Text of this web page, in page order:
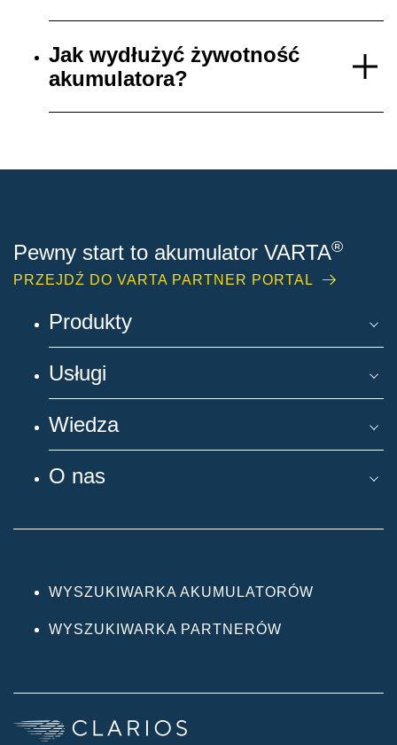
Jak wydłużyć żywotność
akumulatora?
Pewny start to akumulator VARTA®
PRZEJDŹ DO VARTA PARTNER PORTAL
Produkty
Usługi
Wiedza
O nas
WYSZUKIWARKA AKUMULATORÓW
WYSZUKIWARKA PARTNERÓW